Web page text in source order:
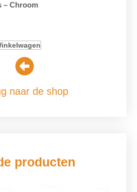
– Chroom
naar de shop
producten